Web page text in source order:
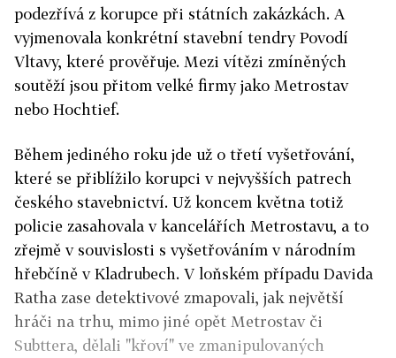
podezřívá z korupce při státních zakázkách. A
vyjmenovala konkrétní stavební tendry Povodí
Vltavy, které prověřuje. Mezi vítězi zmíněných
soutěží jsou přitom velké firmy jako Metrostav
nebo Hochtief.
Během jediného roku jde už o třetí vyšetřování,
které se přiblížilo korupci v nejvyšších patrech
českého stavebnictví. Už koncem května totiž
policie zasahovala v kancelářích Metrostavu, a to
zřejmě v souvislosti s vyšetřováním v národním
hřebčíně v Kladrubech. V loňském případu Davida
Ratha zase detektivové zmapovali, jak největší
hráči na trhu, mimo jiné opět Metrostav či
Subttera, dělali "křoví" ve zmanipulovaných